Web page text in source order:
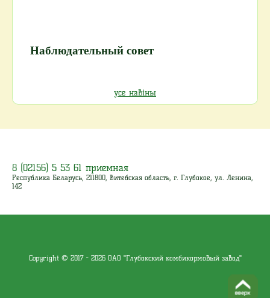
Наблюдательный совет
усе навіны
8 (02156) 5 53 61 приемная
Республика Беларусь, 211800, Витебская область, г. Глубокое, ул. Ленина,
142
Copyright © 2017 - 2026 ОАО "Глубокский комбикормовый завод"